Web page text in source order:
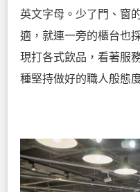
英文字母。少了門、窗
適，就連一旁的櫃台也
現打各式飲品，看著服
種堅持做好的職人般態